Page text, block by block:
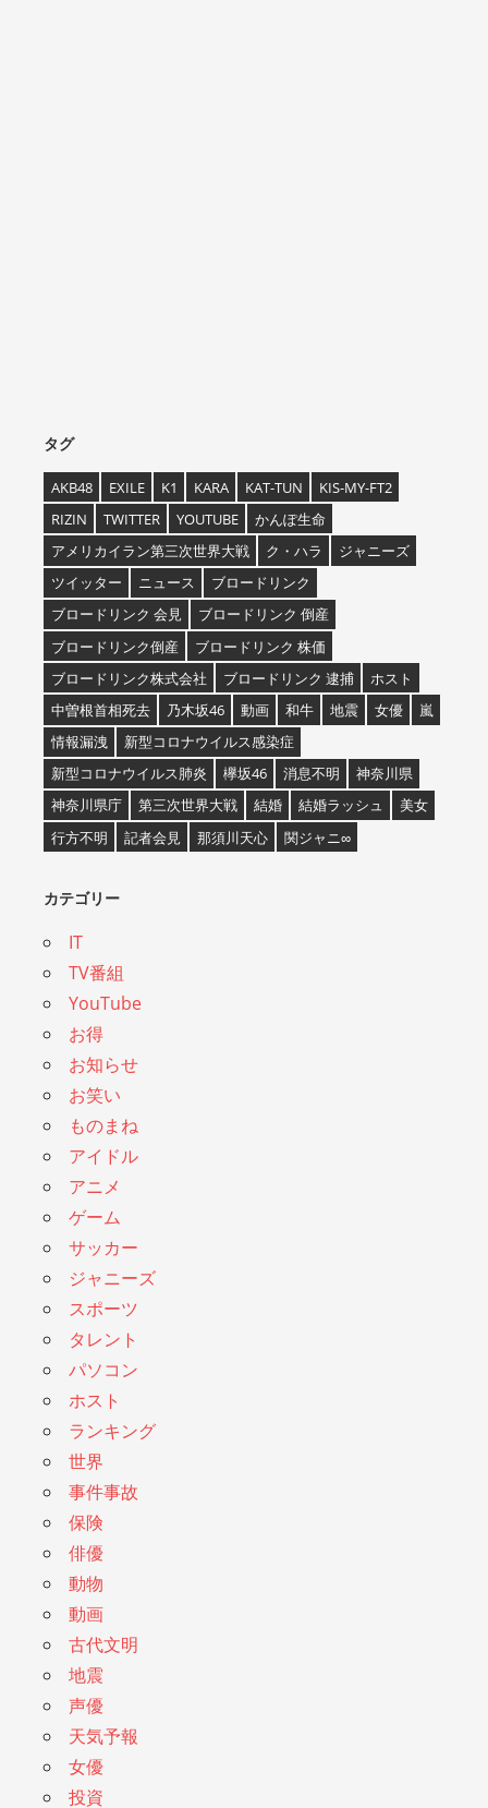
タグ
AKB48 EXILE K1 KARA KAT-TUN
KIS-MY-FT2
RIZIN
TWITTER YOUTUBE
かんぽ生命
アメリカイラン第三次世界大戦
ク・ハラ
ジャニーズ
ツイッター
ニュース
ブロードリンク
ブロードリンク 会見
ブロードリンク 倒産
ブロードリンク倒産
ブロードリンク 株価
ブロードリンク株式会社
ブロードリンク 逮捕
ホスト
中曽根首相死去
乃木坂46 動画 和牛 地震 女優
嵐
情報漏洩
新型コロナウイルス感染症
新型コロナウイルス肺炎
欅坂46 消息不明
神奈川県
神奈川県庁
第三次世界大戦 結婚 結婚ラッシュ
美女
行方不明
記者会見 那須川天心 関ジャニ∞
カテゴリー
IT
TV番組
YouTube
お得
お知らせ
お笑い
ものまね
アイドル
アニメ
ゲーム
サッカー
ジャニーズ
スポーツ
タレント
パソコン
ホスト
ランキング
世界
事件事故
保険
俳優
動物
動画
古代文明
地震
声優
天気予報
女優
投資